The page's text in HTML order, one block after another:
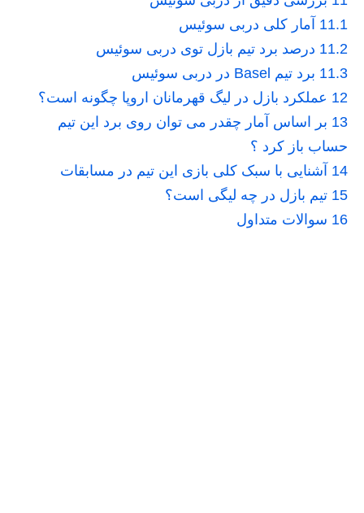
11.1 آمار کلی دربی سوئیس
11.2 درصد برد تیم بازل توی دربی سوئیس
11.3 برد تیم Basel در دربی سوئیس
12 عملکرد بازل در لیگ قهرمانان اروپا چگونه است؟
13 بر اساس آمار چقدر می توان روی برد این تیم
حساب باز کرد ؟
14 آشنایی با سبک کلی بازی این تیم در مسابقات
15 تیم بازل در چه لیگی است؟
16 سوالات متداول